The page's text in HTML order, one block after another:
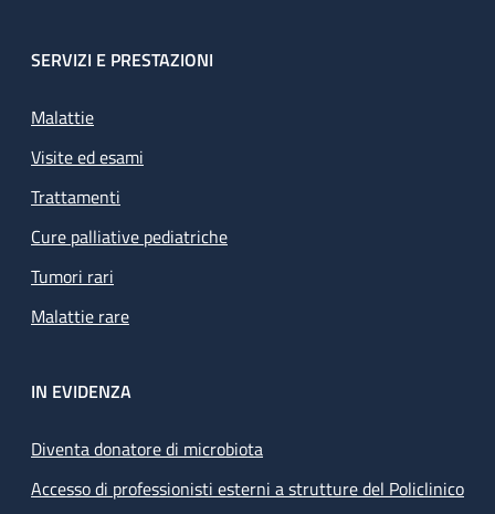
SERVIZI E PRESTAZIONI
Malattie
Visite ed esami
Trattamenti
Cure palliative pediatriche
Tumori rari
Malattie rare
IN EVIDENZA
Diventa donatore di microbiota
Accesso di professionisti esterni a strutture del Policlinico